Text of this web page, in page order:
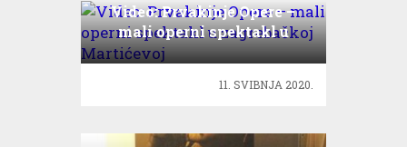
Video: Prvakinje Opere –
mali operni spektakl u
zagrebačkoj Martićevoj
11. SVIBNJA 2020.